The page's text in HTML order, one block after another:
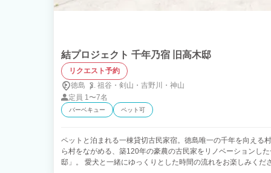
結プロジェクト 千年乃宿 旧高木邸
リクエスト予約
徳島
祖谷・ 剣山・ 吉野川・ 神山
定員 1〜7名
バーベキュー ペット可
ペットと泊まれる一棟貸切古民家宿。徳島唯一の千年を向える
ら村をながめる、築120年の豪農の古民家をリノベーションし
邸」。 愛犬と一緒にゆっくりとした時間の流れをお楽しみくだ